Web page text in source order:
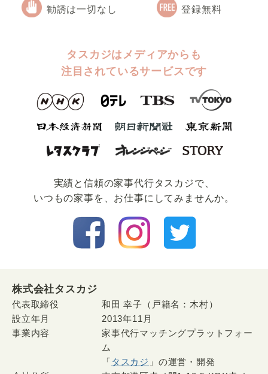
勧誘は一切なし 登録無料
タスカジはメディアからも
注目されているサービスです
実績と信頼の家事代⾏タスカジで、
いつもの家事を、お仕事にしてみませんか。
株式会社タスカジ
代表取締役
和田 幸子（戸籍名：木村）
設立年月
2013年11月
事業内容
家事代行マッチングプラットフォー
ム
「 タスカジ 」の運営・開発